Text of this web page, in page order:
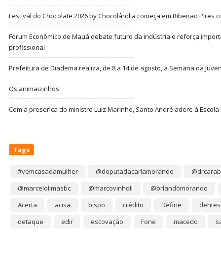
Festival do Chocolate 2026 by Chocolândia começa em Ribeirão Pires
Fórum Econômico de Mauá debate futuro da indústria e reforça
profissional
Prefeitura de Diadema realiza, de 8 a 14 de agosto, a Semana da
Os animaizinhos
Com a presença do ministro Luiz Marinho, Santo André adere à
Tags
#vemcasadamulher @deputadacarlamorando
@marcelolimasbc
@marcovinholi
@orlandomorando
Acerta
acisa bispo crédito Define
dentes
detaque
edir escovação Fone macedo